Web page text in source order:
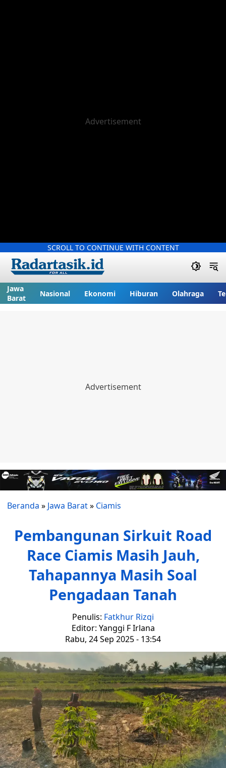
SCROLL TO CONTINUE WITH CONTENT
Jawa
Barat
Nasional Ekonomi Hiburan Olahraga
Beranda » Jawa Barat» Ciamis
Pembangunan Sirkuit Road
Race Ciamis Masih Jauh,
Tahapannya Masih Soal
Pengadaan Tanah
Penulis: Fatkhur Rizqi
Editor: Yanggi F Irlana
Rabu, 24 Sep 2025 - 13:54